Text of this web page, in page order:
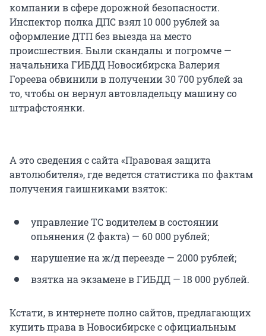
компании в сфере дорожной безопасности.
Инспектор полка ДПС взял 10 000 рублей за
оформление ДТП без выезда на место
происшествия. Были скандалы и погромче —
начальника ГИБДД Новосибирска Валерия
Гореева обвинили в получении 30 700 рублей за
то, чтобы он вернул автовладельцу машину со
штрафстоянки.
А это сведения с сайта «Правовая защита
автолюбителя», где ведется статистика по фактам
получения гаишниками взяток:
управление ТС водителем в состоянии
опьянения (2 факта) — 60 000 рублей;
нарушение на ж/д переезде — 2000 рублей;
взятка на экзамене в ГИБДД — 18 000 рублей.
Кстати, в интернете полно сайтов, предлагающих
купить права в Новосибирске с официальным